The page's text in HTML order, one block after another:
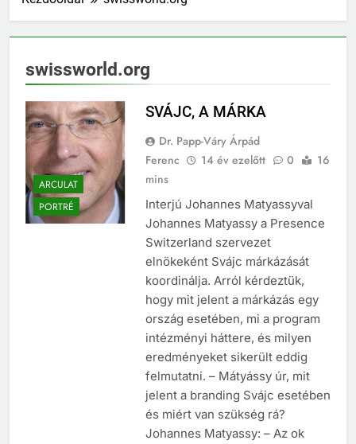
swissworld.org
ARCULAT
PORTRÉ
SVÁJC, A MÁRKA
Dr. Papp-Váry Árpád
Ferenc
14 év ezelőtt 0
16
mins
Interjú Johannes Matyassyval
Johannes Matyassy a Presence
Switzerland szervezet
elnökeként Svájc márkázását
koordinálja. Arról kérdeztük,
hogy mit jelent a márkázás egy
ország esetében, mi a program
intézményi háttere, és milyen
eredményeket sikerült eddig
felmutatni. – Mátyássy úr, mit
jelent a branding Svájc esetében
és miért van szükség rá?
Johannes Matyassy: – Az ok